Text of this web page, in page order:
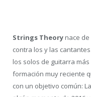
Strings Theory nace
contra los y las
los solos de guitarra
formación muy reciente
con un objetivo común: